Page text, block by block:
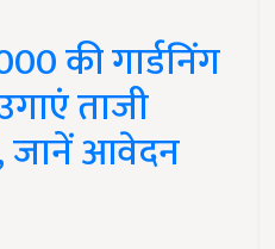
की गार्डनिंग
ताजी
जानें आवेदन